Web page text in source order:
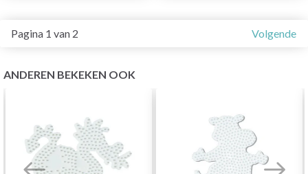
Pagina 1 van 2 Volgende
ANDEREN BEKEKEN OOK